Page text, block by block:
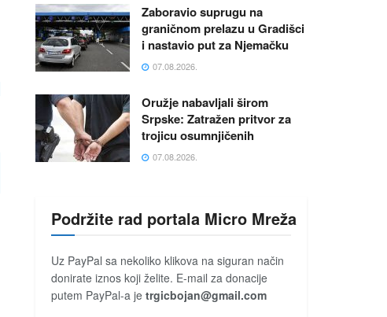
Zaboravio suprugu na
graničnom prelazu u Gradišci
i nastavio put za Njemačku
07.08.2026.
Oružje nabavljali širom
Srpske: Zatražen pritvor za
trojicu osumnjičenih
07.08.2026.
Podržite rad portala Micro Mreža
Uz PayPal sa nekoliko klikova na siguran način
donirate iznos koji želite. E-mail za donacije
putem PayPal-a je trgicbojan@gmail.com